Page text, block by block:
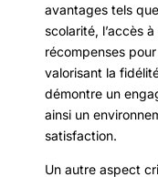
avantages tels
scolarité, l’accès
récompenses
valorisant la
démontre un
ainsi un
satisfaction.
Un autre aspect